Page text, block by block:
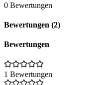
0 Bewertungen
Bewertungen (2)
Bewertungen
1 Bewertungen